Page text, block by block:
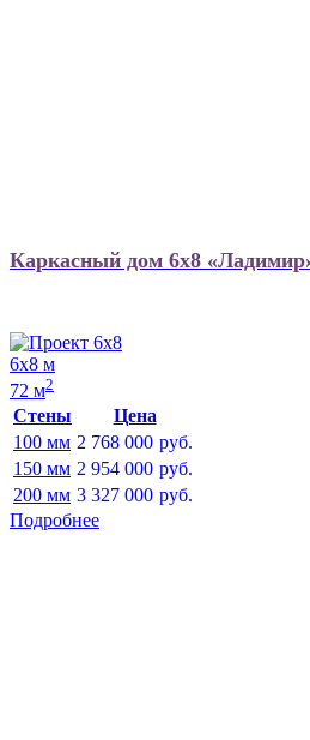
Каркасный дом 6х8
6х8 м
72 м2
Стены
Цена
100 мм 2 768 000 руб.
150 мм 2 954 000 руб.
200 мм 3 327 000 руб.
Подробнее